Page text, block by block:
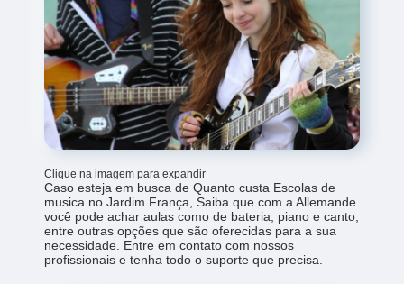
Clique na imagem para expandir
Caso esteja em busca de Quanto custa Escolas de
musica no Jardim França, Saiba que com a Allemande
você pode achar aulas como de bateria, piano e canto,
entre outras opções que são oferecidas para a sua
necessidade. Entre em contato com nossos
profissionais e tenha todo o suporte que precisa.